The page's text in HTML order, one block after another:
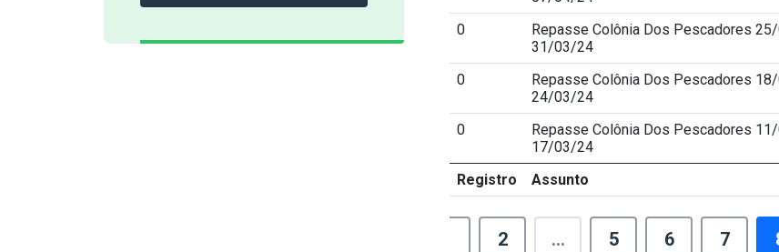
0
Repasse Colônia Dos Pescadores
31/03/24
0
Repasse Colônia Dos Pescadores
24/03/24
0
Repasse Colônia Dos Pescadores
17/03/24
Registro Assunto
2 ... 5 6 7